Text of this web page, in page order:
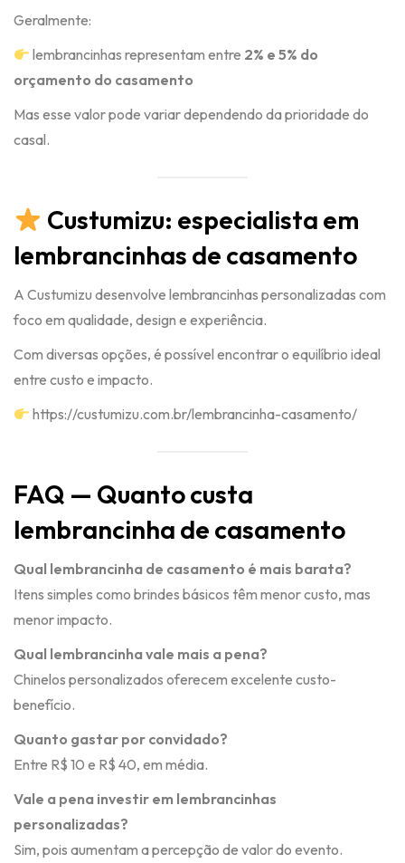
Geralmente:
lembrancinhas representam entre 2% e 5% do
orçamento do casamento
Mas esse valor pode variar dependendo da prioridade do
casal.
Custumizu: especialista em
lembrancinhas de casamento
A Custumizu desenvolve lembrancinhas personalizadas com
foco em qualidade, design e experiência.
Com diversas opções, é possível encontrar o equilíbrio ideal
entre custo e impacto.
https://custumizu.com.br/lembrancinha-casamento/
FAQ — Quanto custa
lembrancinha de casamento
Qual lembrancinha de casamento é mais barata?
Itens simples como brindes básicos têm menor custo, mas
menor impacto.
Qual lembrancinha vale mais a pena?
Chinelos personalizados oferecem excelente custo-
benefício.
Quanto gastar por convidado?
Entre R$ 10 e R$ 40, em média.
Vale a pena investir em lembrancinhas
personalizadas?
Sim, pois aumentam a percepção de valor do evento.